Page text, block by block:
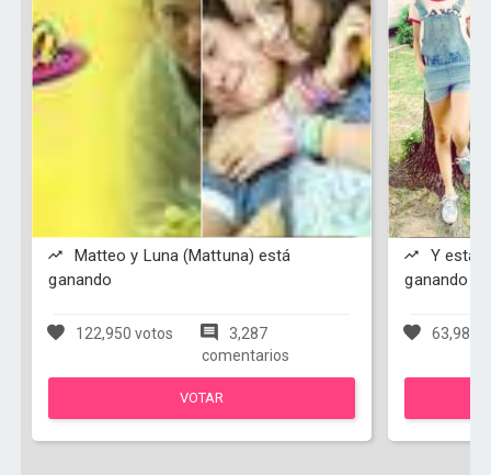
Matteo y Luna (Mattuna) está
ganando
122,950 votos
3,287
comentarios
VOTAR
Y esta
ganando
63,983